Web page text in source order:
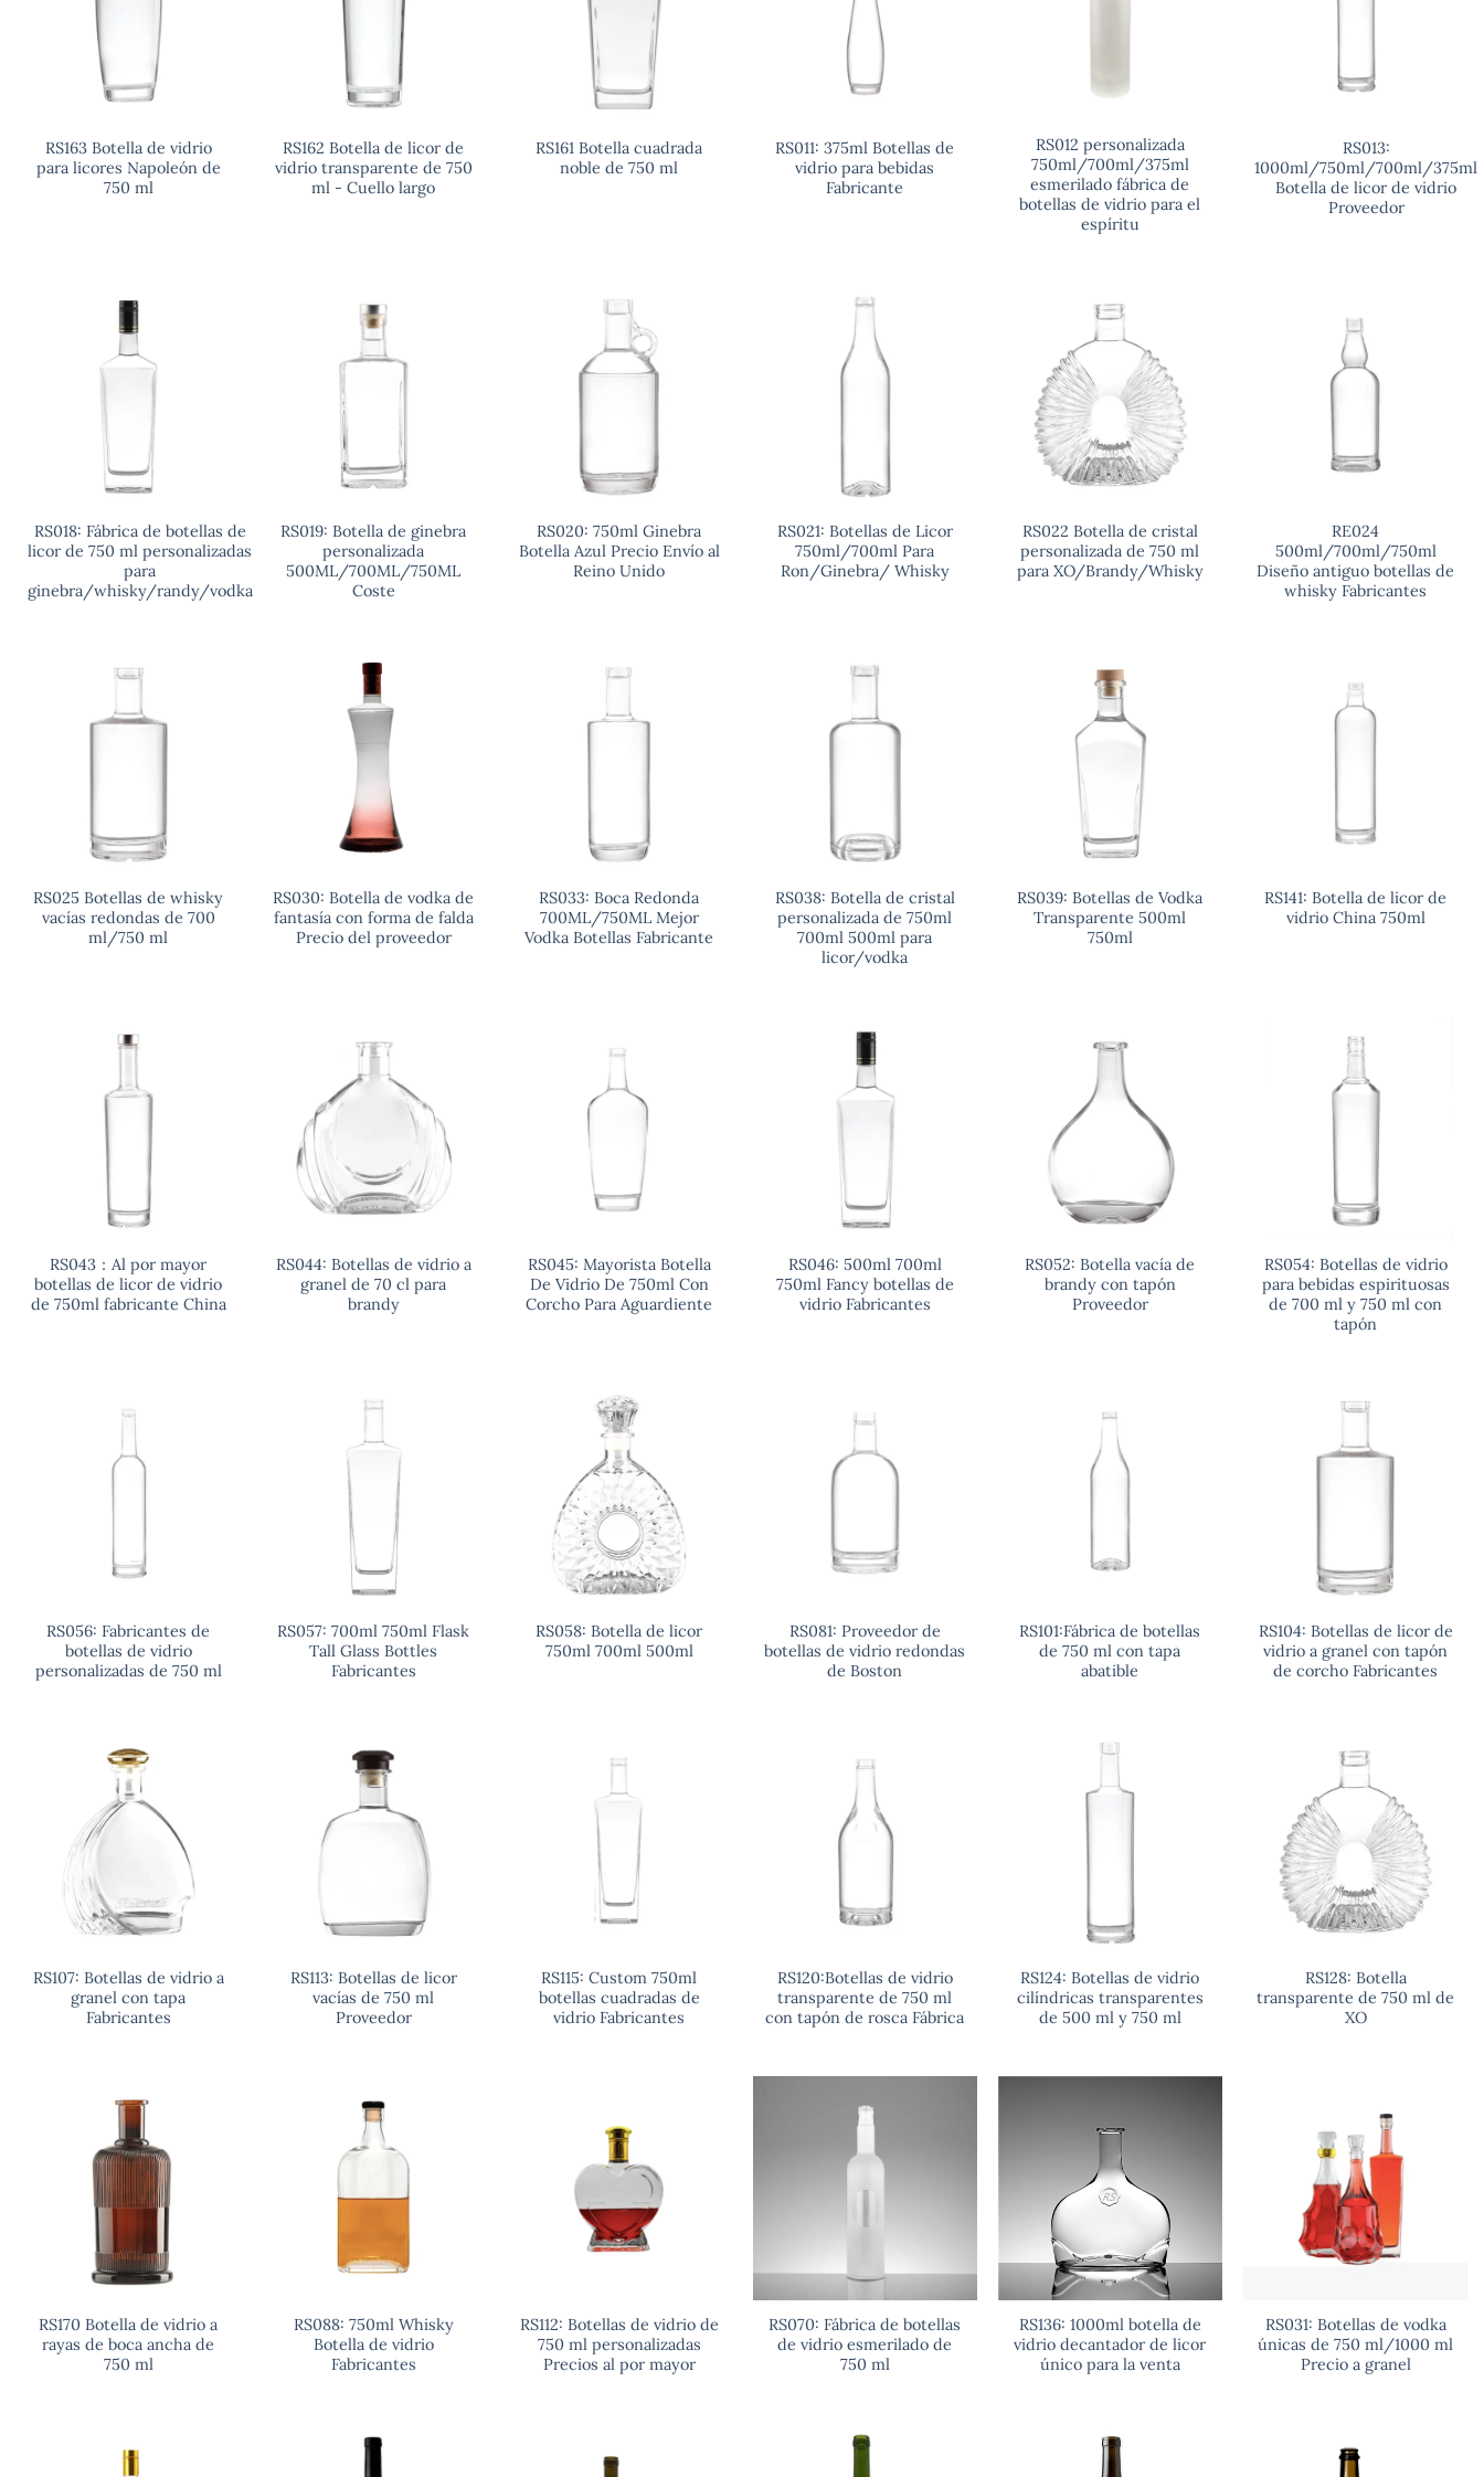
RS163 Botella de vidrio
para licores Napoleón de
750 ml
RS162 Botella de licor de
vidrio transparente de 750
ml - Cuello largo
RS161 Botella cuadrada
noble de 750 ml
RS011: 375ml Botellas de
vidrio para bebidas
Fabricante
RS012 personalizada
750ml/700ml/375ml
esmerilado fábrica de
botellas de vidrio para el
espíritu
RS013:
1000ml/750ml/700ml/375ml
Botella de licor de vidrio
Proveedor
RS018: Fábrica de botellas de
licor de 750 ml personalizadas
para
ginebra/whisky/randy/vodka
RS019: Botella de ginebra
personalizada
500ML/700ML/750ML
Coste
RS020: 750ml Ginebra
Botella Azul Precio Envío al
Reino Unido
RS021: Botellas de Licor
750ml/700ml Para
Ron/Ginebra/ Whisky
RS022 Botella de cristal
personalizada de 750 ml
para XO/Brandy/Whisky
RE024
500ml/700ml/750ml
Diseño antiguo botellas de
whisky Fabricantes
RS025 Botellas de whisky
vacías redondas de 700
ml/750 ml
RS030: Botella de vodka de
fantasía con forma de falda
Precio del proveedor
RS033: Boca Redonda
700ML/750ML Mejor
Vodka Botellas Fabricante
RS038: Botella de cristal
personalizada de 750ml
700ml 500ml para
licor/vodka
RS039: Botellas de Vodka
Transparente 500ml
750ml
RS141: Botella de licor de
vidrio China 750ml
RS043：Al por mayor
botellas de licor de vidrio
de 750ml fabricante China
RS044: Botellas de vidrio a
granel de 70 cl para
brandy
RS045: Mayorista Botella
De Vidrio De 750ml Con
Corcho Para Aguardiente
RS046: 500ml 700ml
750ml Fancy botellas de
vidrio Fabricantes
RS052: Botella vacía de
brandy con tapón
Proveedor
RS054: Botellas de vidrio
para bebidas espirituosas
de 700 ml y 750 ml con
tapón
RS056: Fabricantes de
botellas de vidrio
personalizadas de 750 ml
RS057: 700ml 750ml Flask
Tall Glass Bottles
Fabricantes
RS058: Botella de licor
750ml 700ml 500ml
RS081: Proveedor de
botellas de vidrio redondas
de Boston
RS101:Fábrica de botellas
de 750 ml con tapa
abatible
RS104: Botellas de licor de
vidrio a granel con tapón
de corcho Fabricantes
RS107: Botellas de vidrio a
granel con tapa
Fabricantes
RS113: Botellas de licor
vacías de 750 ml
Proveedor
RS115: Custom 750ml
botellas cuadradas de
vidrio Fabricantes
RS120:Botellas de vidrio
transparente de 750 ml
con tapón de rosca Fábrica
RS124: Botellas de vidrio
cilíndricas transparentes
de 500 ml y 750 ml
RS128: Botella
transparente de 750 ml de
XO
RS170 Botella de vidrio a
rayas de boca ancha de
750 ml
RS088: 750ml Whisky
Botella de vidrio
Fabricantes
RS112: Botellas de vidrio de
750 ml personalizadas
Precios al por mayor
RS070: Fábrica de botellas
de vidrio esmerilado de
750 ml
RS136: 1000ml botella de
vidrio decantador de licor
único para la venta
RS031: Botellas de vodka
únicas de 750 ml/1000 ml
Precio a granel